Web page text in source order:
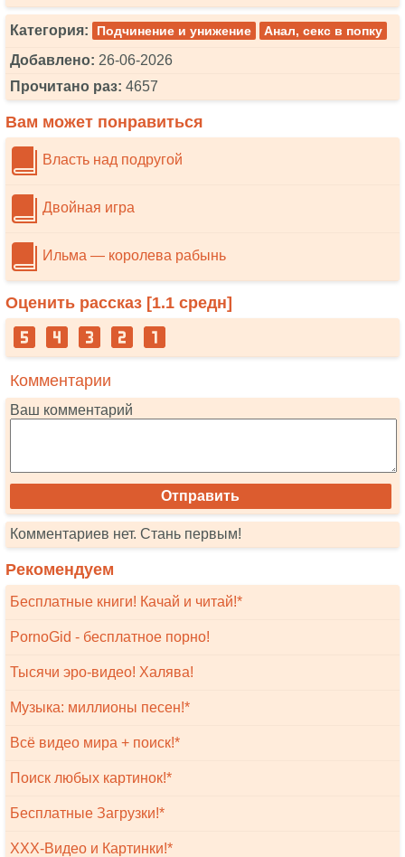
Категория: Подчинение и унижение Анал, секс в попку
Добавлено: 26-06-2026
Прочитано раз: 4657
Вам может понравиться
Власть над подругой
Двойная игра
Ильма — королева рабынь
Оценить рассказ [1.1 средн]
Комментарии
Ваш комментарий
Комментариев нет. Стань первым!
Рекомендуем
Бесплатные книги! Качай и читай!*
PornoGid - бесплатное порно!
Тысячи эро-видео! Халява!
Музыка: миллионы песен!*
Всё видео мира + поиск!*
Поиск любых картинок!*
Бесплатные Загрузки!*
XXX-Видео и Картинки!*